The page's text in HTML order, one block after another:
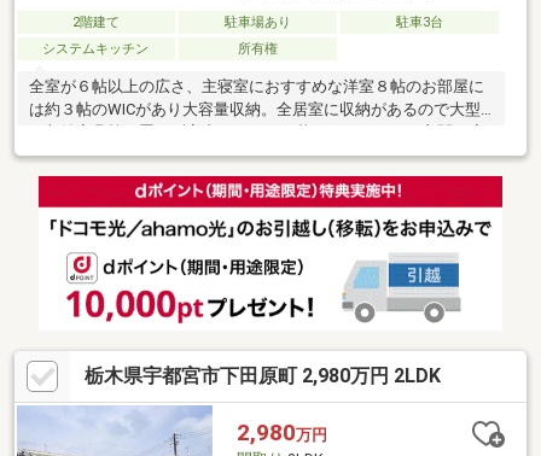
2階建て 駐車場あり
駐車3台
システムキッチン
所有権
全室が６帖以上の広さ、主寝室におすすめな洋室８帖のお部屋に
は約３帖のWICがあり大容量収納。全居室に収納があるので大型
下、トイレやお風呂に手すり完備、お子様やお年を召した方も安
心して暮らせる嬉しいポイント。現在売主様居住中です、お引渡
しは令和８年８月下旬以降を予定しております。内覧等は事前に
ご予約頂ければ可能でございます、まずはお問い合わせくださ
約４分■ファミリーマートまで車で約５分■白澤病院まで車で約５
分■田原小学校、田原中学校まで約２.２ｋｍ
栃木県宇都宮市下田原町 2,980万円 2LDK
2,980万円